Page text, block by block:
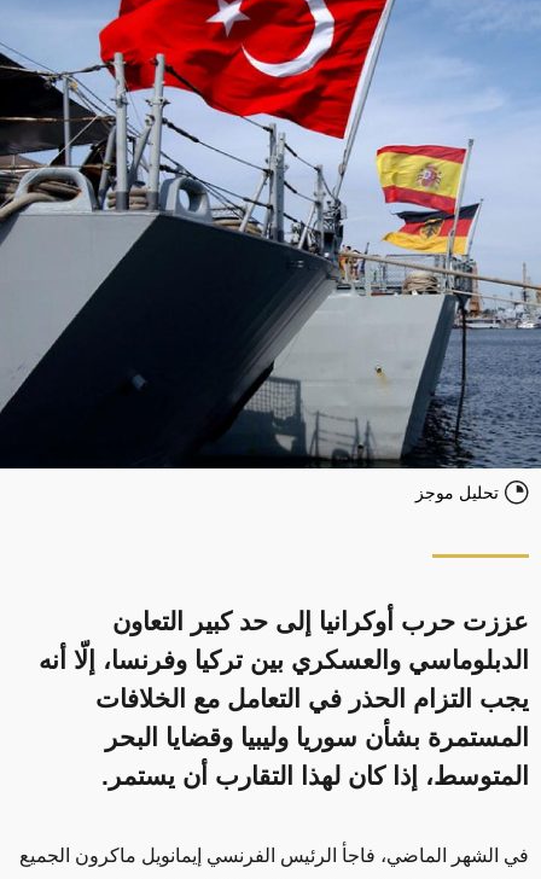
تحليل موجز
عززت حرب أوكرانيا إلى حد كبير التعاون
الدبلوماسي والعسكري بين تركيا وفرنسا، إلّا أنه
يجب التزام الحذر في التعامل مع الخلافات
المستمرة بشأن سوريا وليبيا وقضايا البحر
المتوسط، إذا كان لهذا التقارب أن يستمر.
في الشهر الماضي، فاجأ الرئيس الفرنسي إيمانويل ماكرون الجميع